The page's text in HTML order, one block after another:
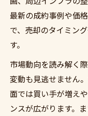
最新の成約事例や価
で、売却のタイミン
す。
市場動向を読み解く
変動も見逃せません
面では買い手が増え
ンスが広がります。